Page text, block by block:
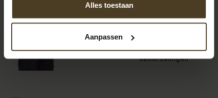
Alles toestaan
Aanpassen
Klanten beoordelen
ons een: 9 uit de 930
beoordelingen